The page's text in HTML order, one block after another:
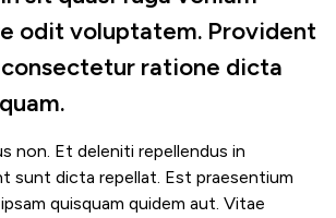
odit voluptatem. Provident
ratione dicta
non. Et deleniti repellendus in
sunt dicta repellat. Est praesentium
quisquam quidem aut. Vitae